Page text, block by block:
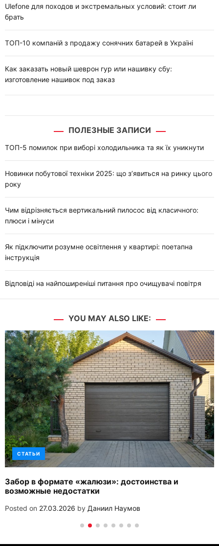
Ulefone для походов и экстремальных условий: стоит ли
брать
ТОП-10 компаній з продажу сонячних батарей в Україні
Как заказать новый шеврон гур или нашивку сбу:
изготовление нашивок под заказ
ПОЛЕЗНЫЕ ЗАПИСИ
ТОП-5 помилок при виборі холодильника та як їх уникнути
Новинки побутової техніки 2025: що з’явиться на ринку цього
року
Чим відрізняється вертикальний пилосос від класичного:
плюси і мінуси
Як підключити розумне освітлення у квартирі: поетапна
інструкція
Відповіді на найпоширеніші питання про очищувачі повітря
YOU MAY ALSO LIKE:
СТАТЬИ
Забор в формате «жалюзи»: достоинства и
возможные недостатки
Posted on 27.03.2026 by Даниил Наумов